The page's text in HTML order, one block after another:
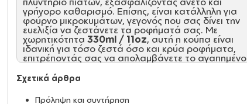
γρήγορο καθαρισμό. Επίσης, είναι κατάλληλη για
φούρνο μικροκυμάτων, γεγονός που σας δίνει την
ευελιξία να ζεστάνετε τα ροφήματά σας. Με
χωρητικότητα 330ml / 11oz, αυτή η κούπα είναι
ιδανική για τόσο ζεστά όσο και κρύα ροφήματα,
επιτρέποντάς σας να απολαμβάνετε το αγαπημένο
Η ποιότητα της κούπας μας φτάνει στο επίπεδο
AA+
, προσφέροντας τέλεια γυαλάδα και αντοχή
Σχετικά άρθρα
Πρόληψη και συντήρηση